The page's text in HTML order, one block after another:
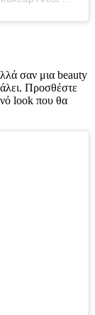
σαν μια beauty
Προσθέστε
look που θα